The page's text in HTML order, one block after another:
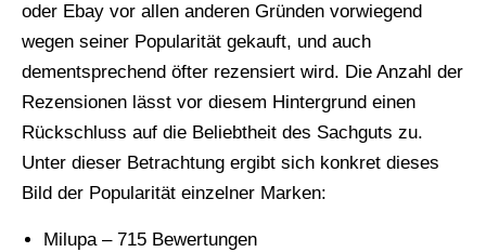
oder Ebay vor allen anderen Gründen vorwiegend
wegen seiner Popularität gekauft, und auch
dementsprechend öfter rezensiert wird. Die Anzahl der
Rezensionen lässt vor diesem Hintergrund einen
Rückschluss auf die Beliebtheit des Sachguts zu.
Unter dieser Betrachtung ergibt sich konkret dieses
Bild der Popularität einzelner Marken:
Milupa – 715 Bewertungen